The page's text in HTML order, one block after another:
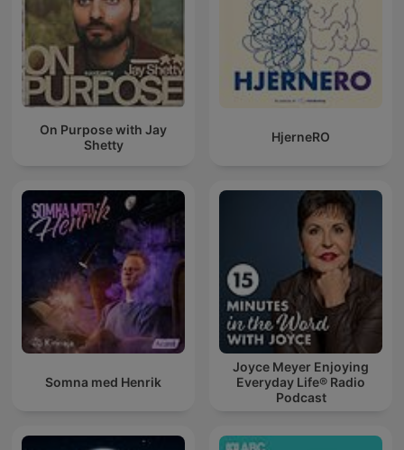
On Purpose with Jay
Shetty
HjerneRO
Somna med Henrik
Joyce Meyer Enjoying
Everyday Life® Radio
Podcast